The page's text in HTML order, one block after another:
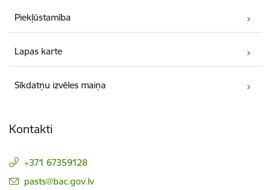
Piekļūstamība
Lapas karte
Sīkdatņu izvēles maiņa
Kontakti
+371 67359128
E-pasts:
pasts@bac.gov.lv